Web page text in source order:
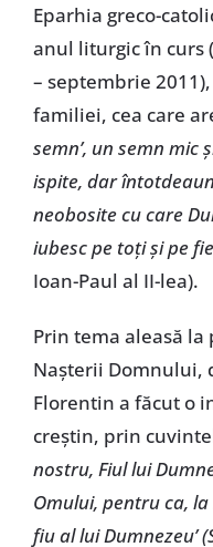
Eparhia greco-
anul liturgic în curs
– septembrie
familiei, cea care
semn’, un semn mic
ispite, dar
neobosite cu care
iubesc pe toţi şi pe
Ioan-Paul al II-lea).
Prin tema aleasă
Naşterii Domnului,
Florentin a făcut o
creştin, prin
nostru, Fiul lui
Omului, pentru ca,
fiu al lui Dumnezeu’